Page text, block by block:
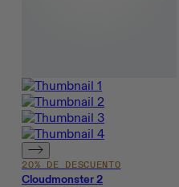
20% DE DESCUENTO
Cloudmonster 2